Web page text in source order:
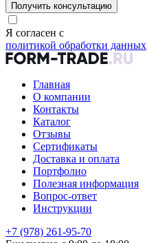
Получить консультацию
Я согласен с
политикой обработки данных
Главная
О компании
Контакты
Каталог
Отзывы
Сертификаты
Доставка и оплата
Портфолио
Полезная информация
Вопрос-ответ
Инструкции
+7 (978) 261-95-70